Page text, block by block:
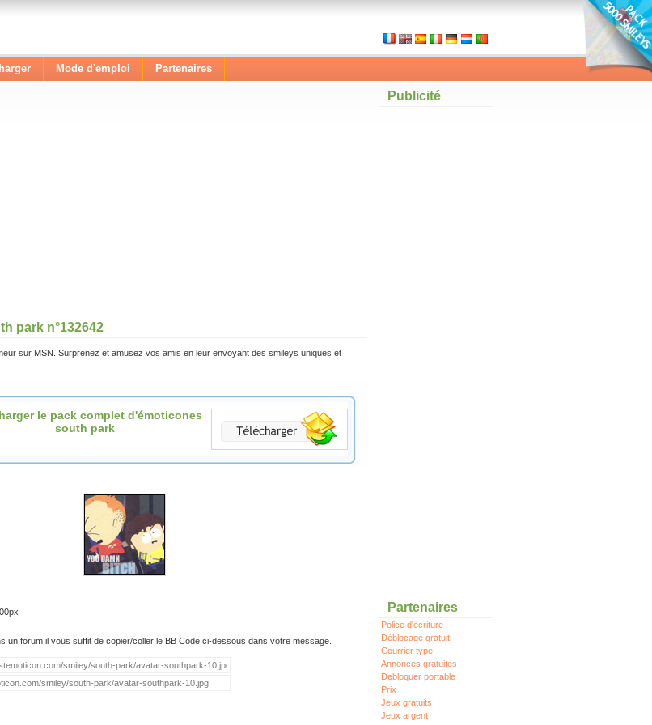
Mode d'emploi Partenaires
park n°132642
sur MSN. Surprenez et amusez vos amis en leur envoyant des smileys uniques et
le pack complet d'émoticones
south park
un forum il vous suffit de copier/coller le BB Code ci-dessous dans votre message.
Publicité
Partenaires
Police d'écriture
Déblocage gratuit
Courrier type
Annonces gratuites
Debloquer portable
Prix
Jeux gratuits
Jeux argent